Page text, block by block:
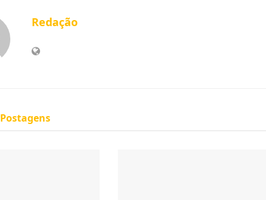
Redação
Postagens